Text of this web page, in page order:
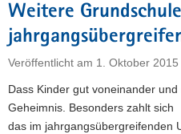
i
e
n
Weitere
Veröffentlicht am 1. Oktober 2015
Dass Kinder gut voneinander
Geheimnis. Besonders zahlt sich
das im jahrgangsübergreifenden